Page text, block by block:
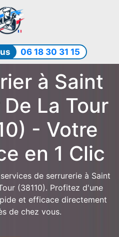
06 18 30 31 15
à Saint
La Tour
- Votre
en 1 Clic
de serrurerie à Saint
(38110). Profitez d'une
et efficace directement
de chez vous.